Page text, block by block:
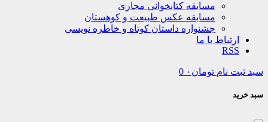
مسابقه کتابخوانی مجازی
مسابقه عکس طبیعت و کوهستان
جشنواره داستان کوتاه و خاطره نویسی
با ما
تومان ۰ 0